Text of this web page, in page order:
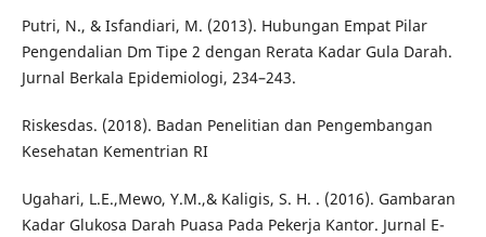
Putri, N., & Isfandiari, M. (2013). Hubungan Empat Pilar
Pengendalian Dm Tipe 2 dengan Rerata Kadar Gula Darah.
Jurnal Berkala Epidemiologi, 234–243.
Riskesdas. (2018). Badan Penelitian dan Pengembangan
Kesehatan Kementrian RI
Ugahari, L.E.,Mewo, Y.M.,& Kaligis, S. H. . (2016). Gambaran
Kadar Glukosa Darah Puasa Pada Pekerja Kantor. Jurnal E-